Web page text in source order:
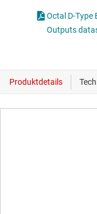
Octal D-Type
Outputs